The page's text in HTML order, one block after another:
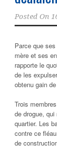
Posted On
Parce que
mère et ses
rapporte le
de les
obtenu gain
Trois
de drogue,
quartier. Les
contre ce
de